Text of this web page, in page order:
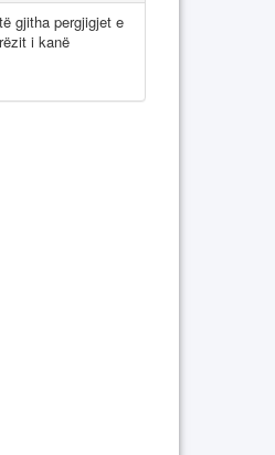
gjitha pergjigjet e
i kanë